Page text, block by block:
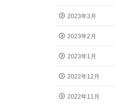
2023年3月
2023年2月
2023年1月
2022年12月
2022年11月